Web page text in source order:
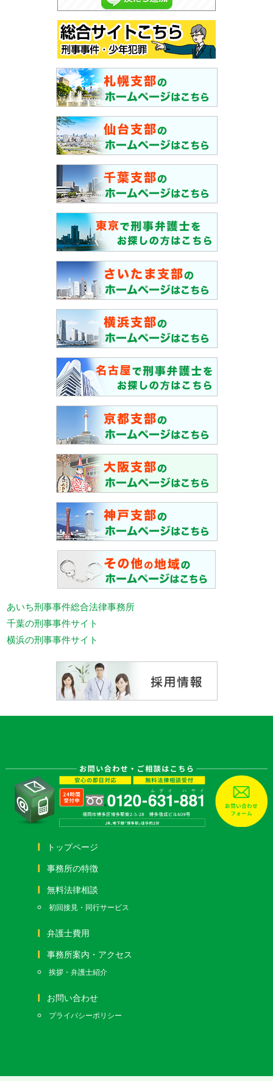
あいち刑事事件総合法律事務所
千葉の刑事事件サイト
横浜の刑事事件サイト
トップページ
事務所の特徴
無料法律相談
初回接見・同行サービス
弁護士費用
事務所案内・アクセス
挨拶・弁護士紹介
お問い合わせ
プライバシーポリシー